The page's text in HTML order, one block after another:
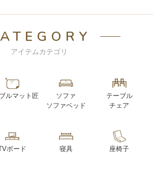
アイテムカテゴリ
ルマット匠
ソファ
ソファベッド
テーブル
チェア
ボード 寝具 座椅子